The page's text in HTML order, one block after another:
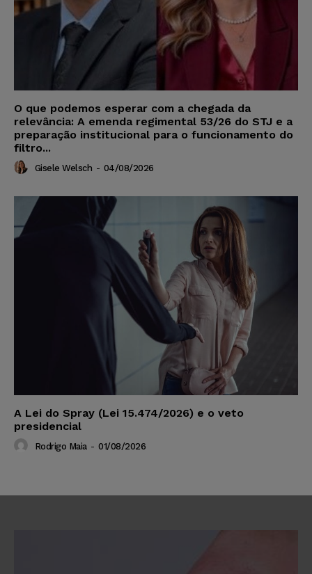
O que podemos esperar com a chegada da
relevância: A emenda regimental 53/26 do STJ e a
preparação institucional para o funcionamento do
filtro...
Gisele Welsch - 04/08/2026
A Lei do Spray (Lei 15.474/2026) e o veto
presidencial
Rodrigo Maia - 01/08/2026